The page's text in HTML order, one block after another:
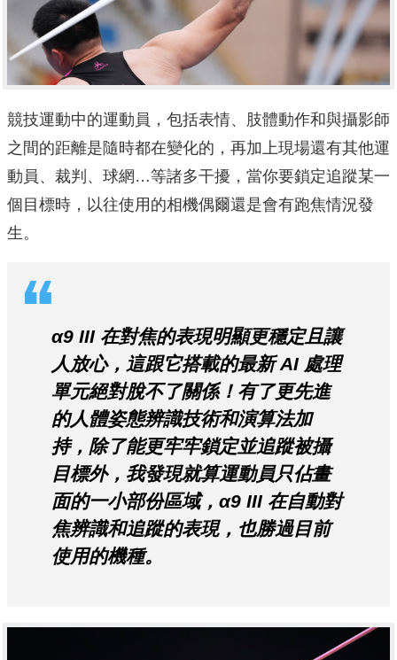
競技運動中的運動員，包括表情、肢體動作和與攝影師
之間的距離是隨時都在變化的，再加上現場還有其他運
動員、裁判、球網…等諸多干擾，當你要鎖定追蹤某一
個目標時，以往使用的相機偶爾還是會有跑焦情況發
生。
α9 III 在對焦的表現明顯更穩定且讓
人放心，這跟它搭載的最新 AI 處理
單元絕對脫不了關係！有了更先進
的人體姿態辨識技術和演算法加
持，除了能更牢牢鎖定並追蹤被攝
目標外，我發現就算運動員只佔畫
面的一小部份區域，α9 III 在自動對
焦辨識和追蹤的表現，也勝過目前
使用的機種。